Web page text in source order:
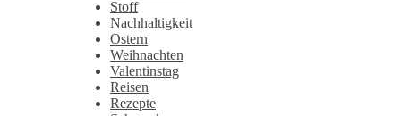
Stoff
Nachhaltigkeit
Ostern
Weihnachten
Valentinstag
Reisen
Rezepte